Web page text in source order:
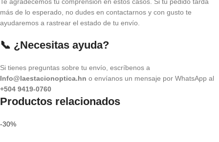
Te agradecemos tu comprensión en estos casos. Si tu pedido tarda
más de lo esperado, no dudes en contactarnos y con gusto te
ayudaremos a rastrear el estado de tu envío.
📞 ¿Necesitas ayuda?
Si tienes preguntas sobre tu envío, escríbenos a
Info@laestacionoptica.hn o envíanos un mensaje por WhatsApp al
+504 9419-0760
Productos relacionados
-30%